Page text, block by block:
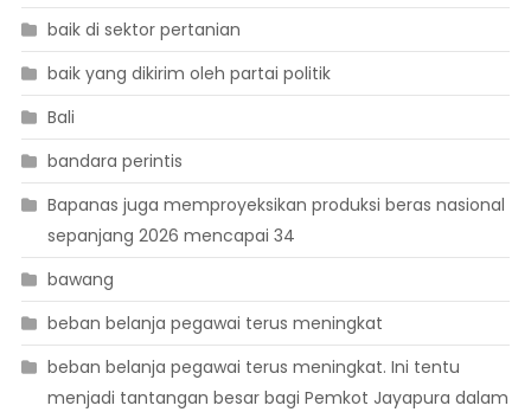
baik di sektor pertanian
baik yang dikirim oleh partai politik
Bali
bandara perintis
Bapanas juga memproyeksikan produksi beras nasional
sepanjang 2026 mencapai 34
bawang
beban belanja pegawai terus meningkat
beban belanja pegawai terus meningkat. Ini tentu
menjadi tantangan besar bagi Pemkot Jayapura dalam